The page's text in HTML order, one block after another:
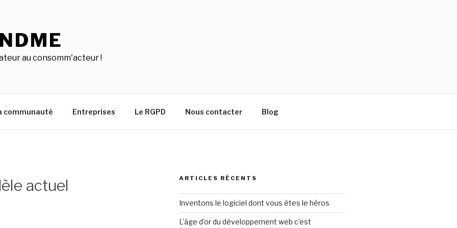
au consomm'acteur !
communauté Entreprises Le RGPD Nous contacter Blog
actuel ARTICLES RÉCENTS
Inventons le logiciel dont vous êtes le héros
L’âge d’or du développement web c’est